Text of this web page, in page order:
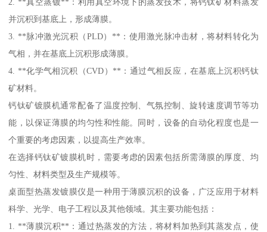
并沉积到基底上，形成薄膜。
3. **脉冲激光沉积（PLD）**：使用激光脉冲击材，将材料转化为
气相，并在基底上沉积形成薄膜。
4. **化学气相沉积（CVD）**：通过气相反应，在基底上沉积钙钛
矿材料。
钙钛矿镀膜机通常配备了温度控制、气氛控制、旋转速度调节等功
能，以保证薄膜的均匀性和性能。同时，设备的自动化程度也是一
个重要的考虑因素，以提高生产效率。
在选择钙钛矿镀膜机时，需要考虑的因素包括所需薄膜的厚度、均
匀性、材料类型及生产规模等。
桌面型热蒸发镀膜仪是一种用于薄膜沉积的设备，广泛应用于材料
科学、光学、电子工程以及其他领域。其主要功能包括：
1. **薄膜沉积**：通过热蒸发的方法，将材料加热到其蒸发点，使